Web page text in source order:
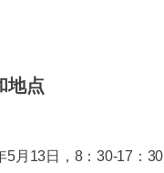
地点
5月13日，8：30-17：30